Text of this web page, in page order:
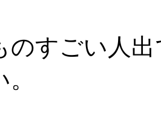
のすごい人